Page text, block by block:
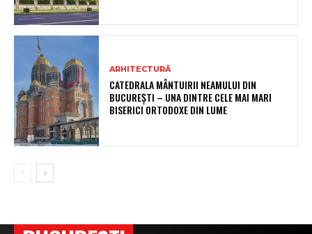
ARHITECTURĂ
CATEDRALA MÂNTUIRII NEAMULUI DIN
BUCUREȘTI – UNA DINTRE CELE MAI MARI
BISERICI ORTODOXE DIN LUME